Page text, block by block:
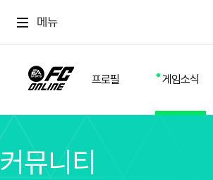
메뉴
프로필 게임소식
스쿼드
커뮤니티